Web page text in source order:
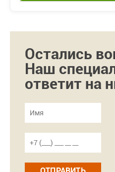
Остались
Наш
ответит на